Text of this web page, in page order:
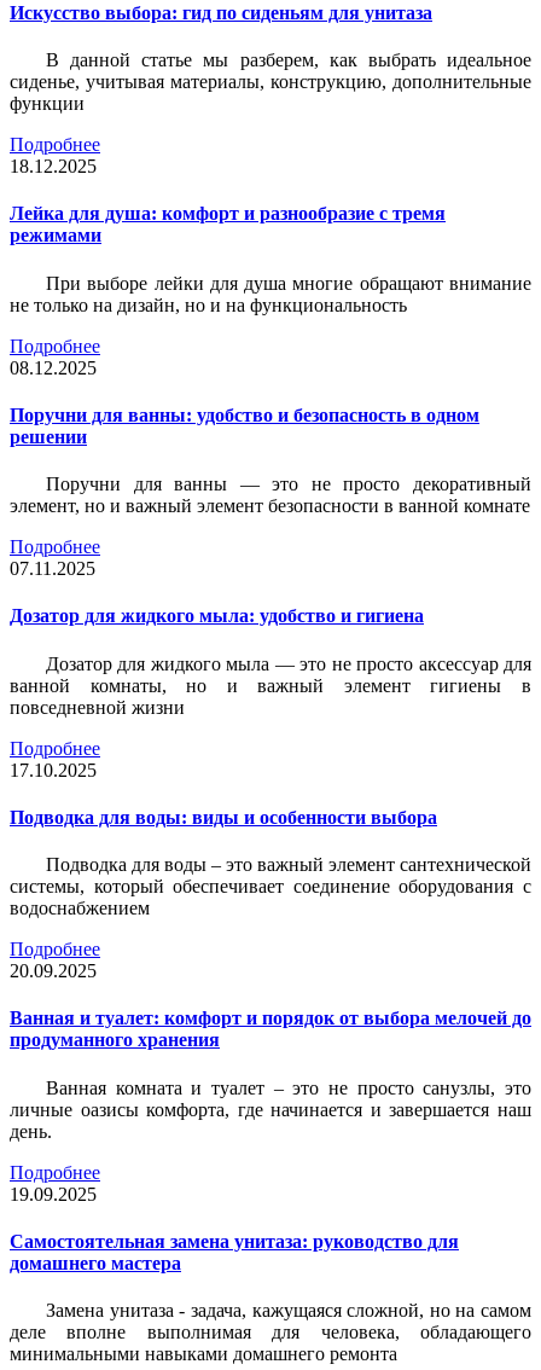
Искусство выбора: гид по сиденьям для унитаза
В данной статье мы разберем, как выбрать идеальное
сиденье, учитывая материалы, конструкцию, дополнительные
функции
Подробнее
18.12.2025
Лейка для душа: комфорт и разнообразие с тремя
режимами
При выборе лейки для душа многие обращают внимание
не только на дизайн, но и на функциональность
Подробнее
08.12.2025
Поручни для ванны: удобство и безопасность в одном
решении
Поручни для ванны — это не просто декоративный
элемент, но и важный элемент безопасности в ванной комнате
Подробнее
07.11.2025
Дозатор для жидкого мыла: удобство и гигиена
Дозатор для жидкого мыла — это не просто аксессуар для
ванной комнаты, но и важный элемент гигиены в
повседневной жизни
Подробнее
17.10.2025
Подводка для воды: виды и особенности выбора
Подводка для воды – это важный элемент сантехнической
системы, который обеспечивает соединение оборудования с
водоснабжением
Подробнее
20.09.2025
Ванная и туалет: комфорт и порядок от выбора мелочей до
продуманного хранения
Ванная комната и туалет – это не просто санузлы, это
личные оазисы комфорта, где начинается и завершается наш
день.
Подробнее
19.09.2025
Самостоятельная замена унитаза: руководство для
домашнего мастера
Замена унитаза - задача, кажущаяся сложной, но на самом
деле вполне выполнимая для человека, обладающего
минимальными навыками домашнего ремонта